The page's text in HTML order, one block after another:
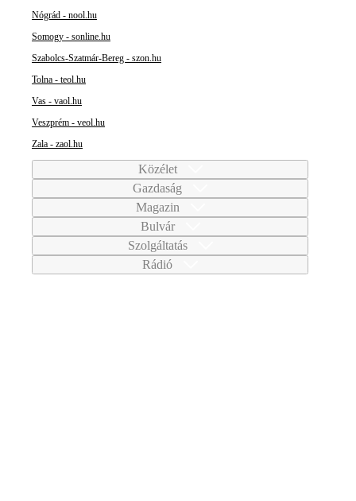
Nógrád - nool.hu
Somogy - sonline.hu
Szabolcs-Szatmár-Bereg - szon.hu
Tolna - teol.hu
Vas - vaol.hu
Veszprém - veol.hu
Zala - zaol.hu
Közélet
Gazdaság
Magazin
Bulvár
Szolgáltatás
Rádió